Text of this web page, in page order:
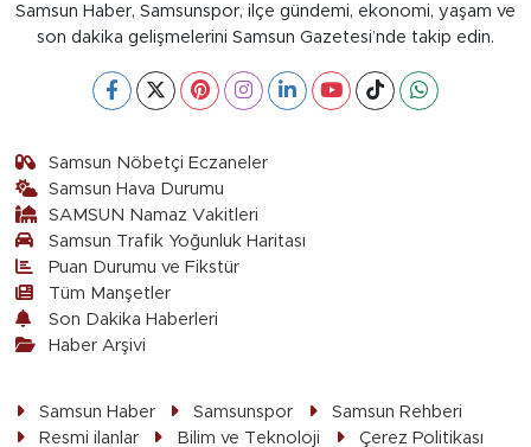
Samsun Haber, Samsunspor, ilçe gündemi, ekonomi, yaşam ve
son dakika gelişmelerini Samsun Gazetesi’nde takip edin.
Samsun Nöbetçi Eczaneler
Samsun Hava Durumu
SAMSUN Namaz Vakitleri
Samsun Trafik Yoğunluk Haritası
Puan Durumu ve Fikstür
Tüm Manşetler
Son Dakika Haberleri
Haber Arşivi
Samsun Haber Samsunspor
Samsun Rehberi
Resmi ilanlar
Bilim ve Teknoloji
Çerez Politikası